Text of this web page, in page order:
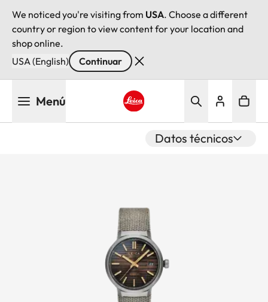
We noticed you're visiting from USA. Choose a different
country or region to view content for your location and
shop online.
USA (English)
Continuar
Menú
Datos técnicos